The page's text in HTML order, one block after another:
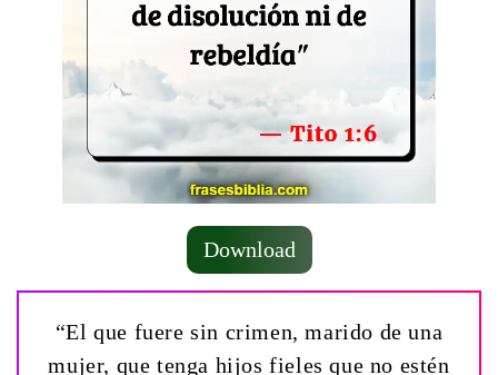
Download
“El que fuere sin crimen, marido de una
mujer, que tenga hijos fieles que no estén